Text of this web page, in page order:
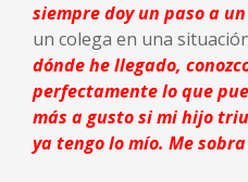
siempre doy un paso a
un colega en una
dónde he llegado,
perfectamente lo que
más a gusto si mi hijo
ya tengo lo mío. Me